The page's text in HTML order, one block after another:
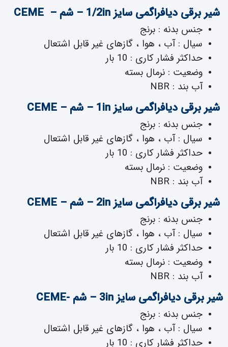
شیر برقی دیافراگمی سایز 1/2in – شم – CEME
جنس بدنه : برنج
سیال : آب ، هوا ، گازهای غیر قابل اشتعال
حداکثر فشار کاری : 10 بار
وضعیت : نرمال بسته
آب بند : NBR
شیر برقی دیافراگمی سایز 1in – شم – CEME
جنس بدنه : برنج
سیال : آب ، هوا ، گازهای غیر قابل اشتعال
حداکثر فشار کاری : 10 بار
وضعیت : نرمال بسته
آب بند : NBR
شیر برقی دیافراگمی سایز 2in – شم – CEME
جنس بدنه : برنج
سیال : آب ، هوا ، گازهای غیر قابل اشتعال
حداکثر فشار کاری : 10 بار
وضعیت : نرمال بسته
آب بند : NBR
شیر برقی دیافراگمی سایز 3in – شم -CEME
جنس بدنه : برنج
سیال : آب ، هوا ، گازهای غیر قابل اشتعال
حداکثر فشار کاری : 10 بار